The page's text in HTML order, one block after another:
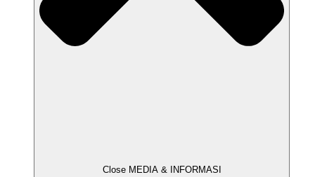
Close MEDIA & INFORMASI